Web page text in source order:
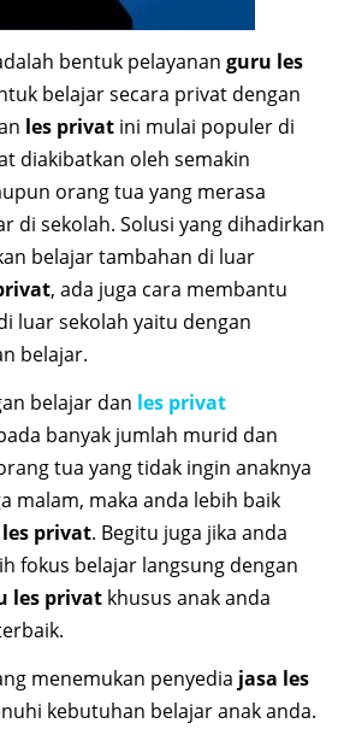
bentuk pelayanan guru les
belajar secara privat dengan
les privat ini mulai populer di
diakibatkan oleh semakin
orang tua yang merasa
di sekolah. Solusi yang dihadirkan
belajar tambahan di luar
, ada juga cara membantu
luar sekolah yaitu dengan
belajar.
belajar dan les privat
banyak jumlah murid dan
tua yang tidak ingin anaknya
malam, maka anda lebih baik
privat. Begitu juga jika anda
fokus belajar langsung dengan
les privat khusus anak anda
menemukan penyedia jasa les
kebutuhan belajar anak anda.